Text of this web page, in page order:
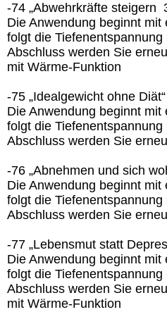
-74 „Abwehrkräfte steigern
Die Anwendung beginnt
folgt die
Abschluss werden Sie
mit Wärme-Funktion
-75 „Idealgewicht ohne
Die Anwendung beginnt
folgt die
Abschluss werden Sie
-76 „Abnehmen und sich
Die Anwendung beginnt
folgt die
Abschluss werden Sie
-77 „Lebensmut statt
Die Anwendung beginnt
folgt die
Abschluss werden Sie
mit Wärme-Funktion